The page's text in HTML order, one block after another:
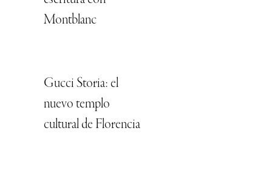
Montblanc
Gucci Storia: el
nuevo templo
cultural de Florencia